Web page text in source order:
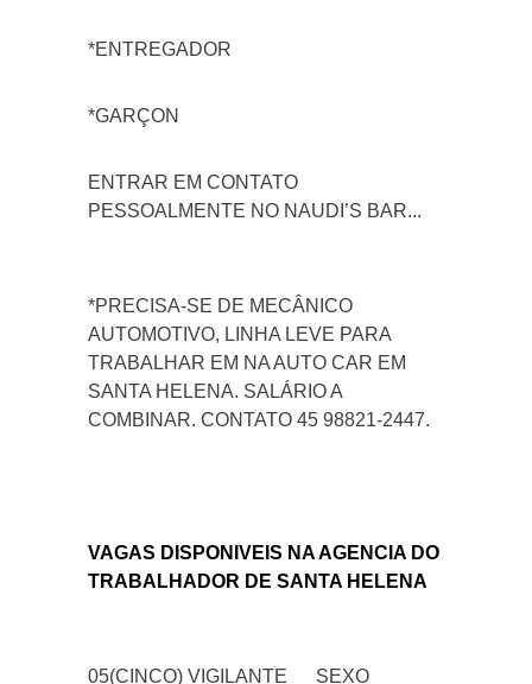
*ENTREGADOR
*GARÇON
ENTRAR EM CONTATO
PESSOALMENTE NO NAUDI’S BAR...
*PRECISA-SE DE MECÂNICO
AUTOMOTIVO, LINHA LEVE PARA
TRABALHAR EM NA AUTO CAR EM
SANTA HELENA. SALÁRIO A
COMBINAR. CONTATO 45 98821-2447.
VAGAS DISPONIVEIS NA AGENCIA DO
TRABALHADOR DE SANTA HELENA
05(CINCO) VIGILANTE SEXO